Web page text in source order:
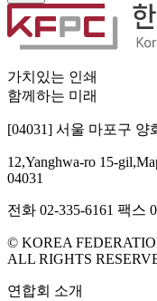
가치있는 인쇄
함께하는 미래
[04031] 서울 마포구 양
12,Yanghwa-ro 15-
04031
전화 02-335-6161 팩스
© KOREA
ALL RIGHTS
연합회 소개